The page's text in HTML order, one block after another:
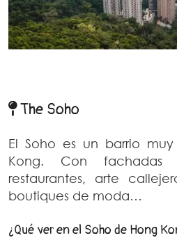
The Soho
El Soho es un barrio
Kong. Con fachadas
restaurantes, arte
boutiques de moda…
¿Qué ver en el Soho de Hong